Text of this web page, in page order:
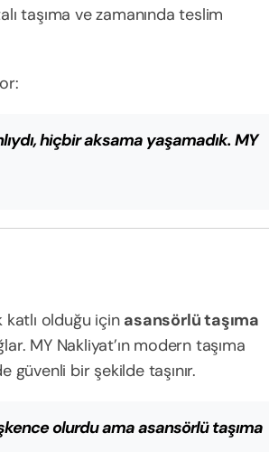
taşıma ve zamanında teslim
hiçbir aksama yaşamadık. MY
katlı olduğu için asansörlü taşıma
MY Nakliyat’ın modern taşıma
güvenli bir şekilde taşınır.
olurdu ama asansörlü taşıma